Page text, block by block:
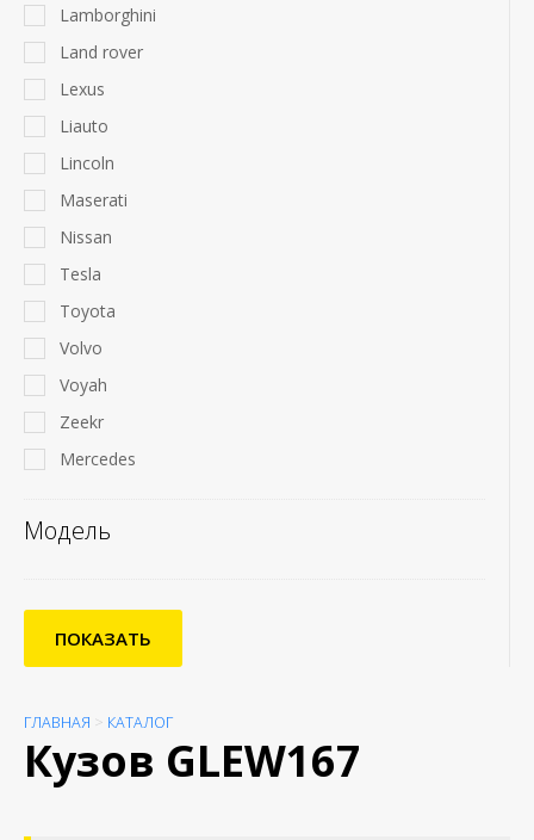
Lamborghini
Land rover
Lexus
Liauto
Lincoln
Maserati
Nissan
Tesla
Toyota
Volvo
Voyah
Zeekr
Mercedes
Модель
ПОКАЗАТЬ
ГЛАВНАЯ > КАТАЛОГ
Кузов GLEW167